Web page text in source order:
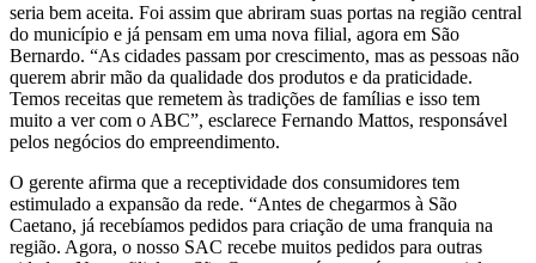
seria bem aceita. Foi assim que abriram suas portas na região central
do município e já pensam em uma nova filial, agora em São
Bernardo. “As cidades passam por crescimento, mas as pessoas não
querem abrir mão da qualidade dos produtos e da praticidade.
Temos receitas que remetem às tradições de famílias e isso tem
muito a ver com o ABC”, esclarece Fernando Mattos, responsável
pelos negócios do empreendimento.
O gerente afirma que a receptividade dos consumidores tem
estimulado a expansão da rede. “Antes de chegarmos à São
Caetano, já recebíamos pedidos para criação de uma franquia na
região. Agora, o nosso SAC recebe muitos pedidos para outras